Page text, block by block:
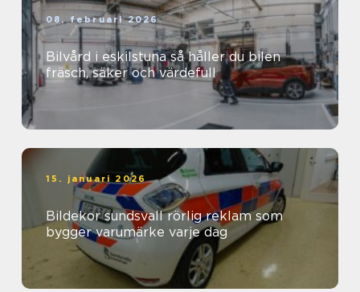
08. februari 2026
Bilvård i eskilstuna så håller du bilen
fräsch, säker och värdefull
15. januari 2026
Bildekor sundsvall rörlig reklam som
bygger varumärke varje dag